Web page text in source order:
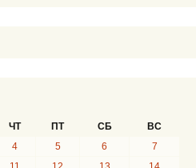
ЧТ ПТ СБ
ВС
4 5 6
7